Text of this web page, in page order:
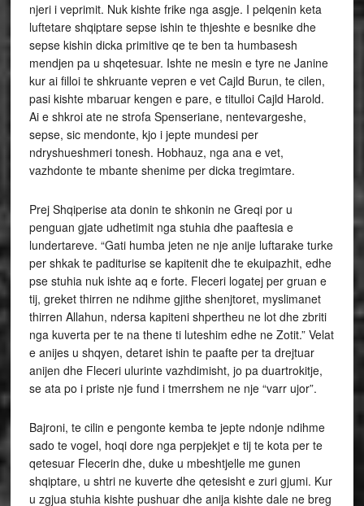
njeri i veprimit. Nuk kishte frike nga asgje. I pelqenin keta
luftetare shqiptare sepse ishin te thjeshte e besnike dhe
sepse kishin dicka primitive qe te ben ta humbasesh
mendjen pa u shqetesuar. Ishte ne mesin e tyre ne Janine
kur ai filloi te shkruante vepren e vet Cajld Burun, te cilen,
pasi kishte mbaruar kengen e pare, e titulloi Cajld Harold.
Ai e shkroi ate ne strofa Spenseriane, nentevargeshe,
sepse, sic mendonte, kjo i jepte mundesi per
ndryshueshmeri tonesh. Hobhauz, nga ana e vet,
vazhdonte te mbante shenime per dicka tregimtare.
Prej Shqiperise ata donin te shkonin ne Greqi por u
penguan gjate udhetimit nga stuhia dhe paaftesia e
lundertareve. “Gati humba jeten ne nje anije luftarake turke
per shkak te paditurise se kapitenit dhe te ekuipazhit, edhe
pse stuhia nuk ishte aq e forte. Fleceri logatej per gruan e
tij, greket thirren ne ndihme gjithe shenjtoret, myslimanet
thirren Allahun, ndersa kapiteni shpertheu ne lot dhe zbriti
nga kuverta per te na thene ti luteshim edhe ne Zotit.” Velat
e anijes u shqyen, detaret ishin te paafte per ta drejtuar
anijen dhe Fleceri ulurinte vazhdimisht, jo pa duartrokitje,
se ata po i priste nje fund i tmerrshem ne nje “varr ujor”.
Bajroni, te cilin e pengonte kemba te jepte ndonje ndihme
sado te vogel, hoqi dore nga perpjekjet e tij te kota per te
qetesuar Flecerin dhe, duke u mbeshtjelle me gunen
shqiptare, u shtri ne kuverte dhe qetesisht e zuri gjumi. Kur
u zgjua stuhia kishte pushuar dhe anija kishte dale ne breg